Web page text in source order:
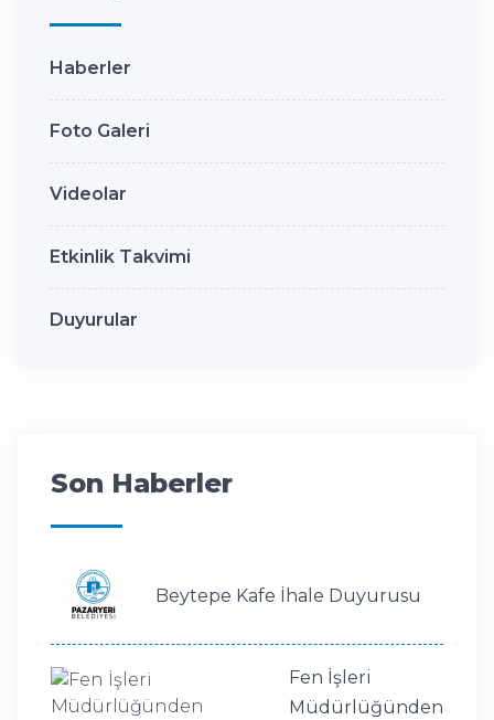
Haberler
Foto Galeri
Videolar
Etkinlik Takvimi
Duyurular
Son Haberler
Beytepe Kafe İhale Duyurusu
Fen İşleri
Müdürlüğünden